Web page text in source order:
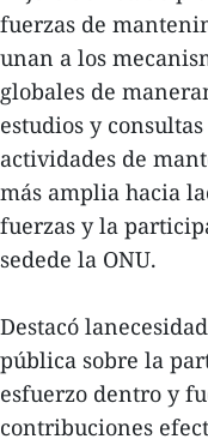
fuerzas de
unan a los
globales de
estudios y
actividades de
más amplia hacia
fuerzas y la
sedede la ONU.
Destacó
pública sobre la
esfuerzo dentro y
contribuciones